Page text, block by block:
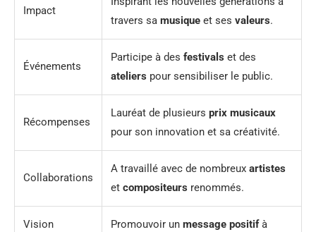
Impact
travers sa musique et ses valeurs.
Événements
Participe à des festivals et des
ateliers pour sensibiliser le public.
Récompenses
Lauréat de plusieurs prix musicaux
pour son innovation et sa créativité.
Collaborations
A travaillé avec de nombreux artistes
et compositeurs renommés.
Vision
Promouvoir un message positifà